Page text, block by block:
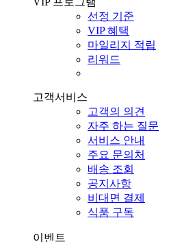
선정 기준
VIP 혜택
마일리지 적립
리워드
고객서비스
고객의 의견
자주 하는 질문
서비스 안내
주요 문의처
배송 조회
공지사항
비대면 결제
식품 구독
이벤트